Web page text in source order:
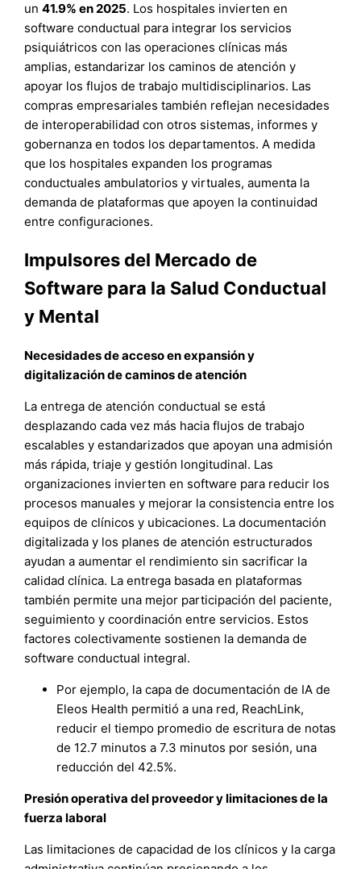
un41.9% en 2025. Los hospitales invierten en
software conductual para integrar los servicios
psiquiátricos con las operaciones clínicas más
amplias, estandarizar los caminos de atención y
apoyar los flujos de trabajo multidisciplinarios. Las
compras empresariales también reflejan necesidades
de interoperabilidad con otros sistemas, informes y
gobernanza en todos los departamentos. A medida
que los hospitales expanden los programas
conductuales ambulatorios y virtuales, aumenta la
demanda de plataformas que apoyen la continuidad
entre configuraciones.
Impulsores del Mercado de
Software para la Salud Conductual
y Mental
Necesidades de acceso en expansión y
digitalización de caminos de atención
La entrega de atención conductual se está
desplazando cada vez más hacia flujos de trabajo
escalables y estandarizados que apoyan una admisión
más rápida, triaje y gestión longitudinal. Las
organizaciones invierten en software para reducir los
procesos manuales y mejorar la consistencia entre los
equipos de clínicos y ubicaciones. La documentación
digitalizada y los planes de atención estructurados
ayudan a aumentar el rendimiento sin sacrificar la
calidad clínica. La entrega basada en plataformas
también permite una mejor participación del paciente,
seguimiento y coordinación entre servicios. Estos
factores colectivamente sostienen la demanda de
software conductual integral.
Por ejemplo, la capa de documentación de IA de
Eleos Health permitió a una red, ReachLink,
reducir el tiempo promedio de escritura de notas
de 12.7 minutos a 7.3 minutos por sesión, una
reducción del 42.5%.
Presión operativa del proveedor y limitaciones de la
fuerza laboral
Las limitaciones de capacidad de los clínicos y la carga